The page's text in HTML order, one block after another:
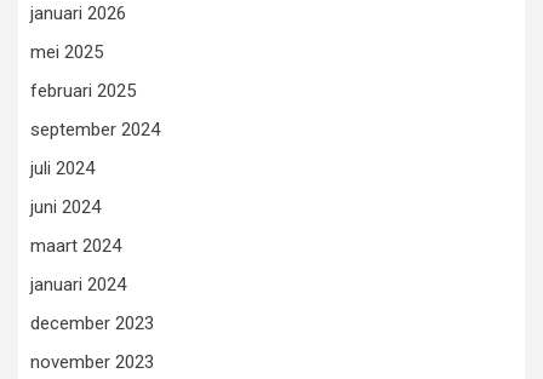
januari 2026
mei 2025
februari 2025
september 2024
juli 2024
juni 2024
maart 2024
januari 2024
december 2023
november 2023